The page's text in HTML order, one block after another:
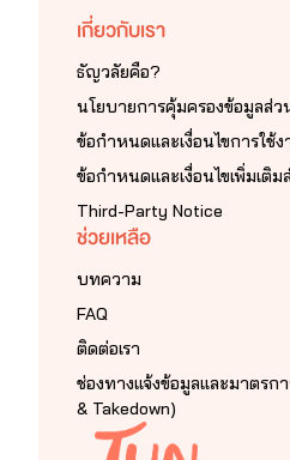
เกี่ยวกับเรา
ธัญวลัยคือ?
นโยบายการคุ้มครองข้อมูลส่
ข้อกำหนดและเงื่อนไขการใช้
ข้อกำหนดและเงื่อนไขเพิ่มเติ
Third-Party Notice
ช่วยเหลือ
บทความ
FAQ
ติดต่อเรา
ช่องทางแจ้งข้อมูลและมาตรก
& Takedown)